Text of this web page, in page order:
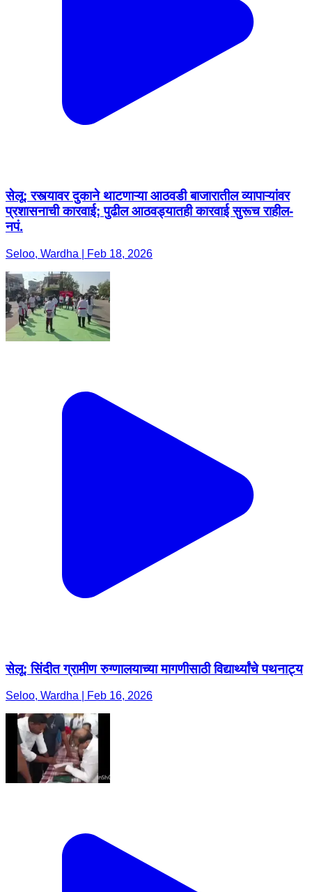
सेलू: रस्त्यावर दुकाने थाटणाऱ्या आठवडी बाजारातील व्यापाऱ्यांवर
प्रशासनाची कारवाई; पुढील आठवड्यातही कारवाई सुरूच राहील-
नपं.
Seloo, Wardha | Feb 18, 2026
सेलू: सिंदीत ग्रामीण रुग्णालयाच्या मागणीसाठी विद्यार्थ्यांचे पथनाट्य
Seloo, Wardha | Feb 16, 2026